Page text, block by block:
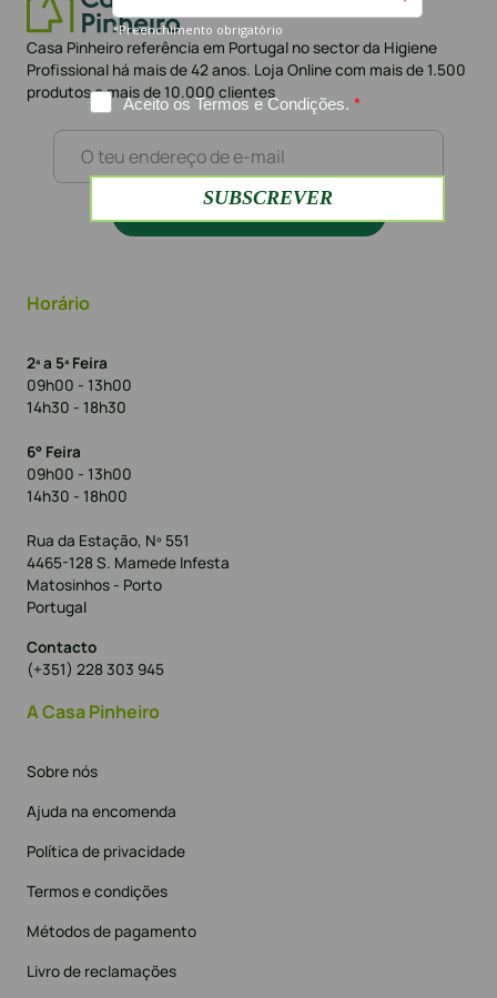
Casa Pinheiro referência em Portugal no sector da Higiene
Profissional há mais de 42 anos. Loja Online com mais de 1.500
produtos e mais de 10.000 clientes
Horário
2ª a 5ª Feira
09h00 - 13h00
14h30 - 18h30
6° Feira
09h00 - 13h00
14h30 - 18h00
Rua da Estação, Nº 551
4465-128 S. Mamede Infesta
Matosinhos - Porto
Portugal
Contacto
(+351) 228 303 945
A Casa Pinheiro
Sobre nós
Ajuda na encomenda
Política de privacidade
Termos e condições
Métodos de pagamento
Livro de reclamações